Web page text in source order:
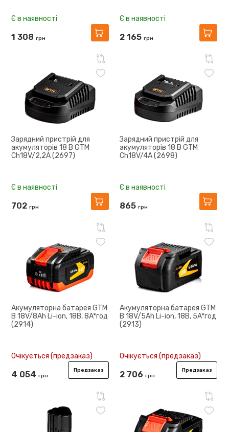
Є в наявності
1 308 грн
Є в наявності
2 165 грн
Зарядний пристрій для
акумуляторів 18 В GTM
Ch18V/2,2А (2697)
Є в наявності
702 грн
Зарядний пристрій для
акумуляторів 18 В GTM
Ch18V/4А (2698)
Є в наявності
865 грн
Акумуляторна батарея GTM
B 18V/8Ah Li-ion, 18B, 8A*год
(2914)
Очікується (предзаказ)
4 054 грн
Предзаказ
Акумуляторна батарея GTM
B 18V/5Ah Li-ion, 18B, 5A*год
(2913)
Очікується (предзаказ)
2 706 грн
Предзаказ